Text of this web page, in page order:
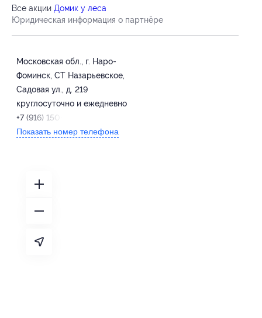
Все акции Домик у леса
Юридическая информация о партнёре
Московская обл., г. Наро-
Фоминск, СТ Назарьевское,
Садовая ул., д. 219
круглосуточно и ежедневно
+7 (916) 150-04-75
Показать номер телефона